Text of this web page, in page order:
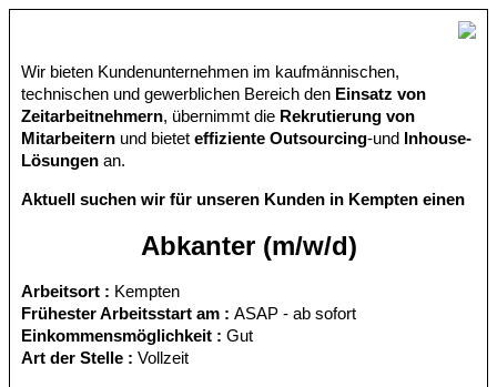
Wir bieten Kundenunternehmen im kaufmännischen,
technischen und gewerblichen Bereich den Einsatz von
Zeitarbeitnehmern, übernimmt die Rekrutierung von
Mitarbeitern und bietet effiziente Outsourcing-und
Inhouse-
Lösungen an.
Aktuell suchen wir für unseren Kunden in Kempten einen
Abkanter (m/w/d)
Arbeitsort : Kempten
Frühester Arbeitsstart am : ASAP - ab sofort
Einkommensmöglichkeit : Gut
Art der Stelle : Vollzeit